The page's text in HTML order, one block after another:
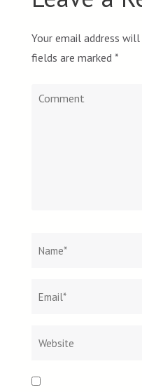
Your email address
fields are marked *
Comment